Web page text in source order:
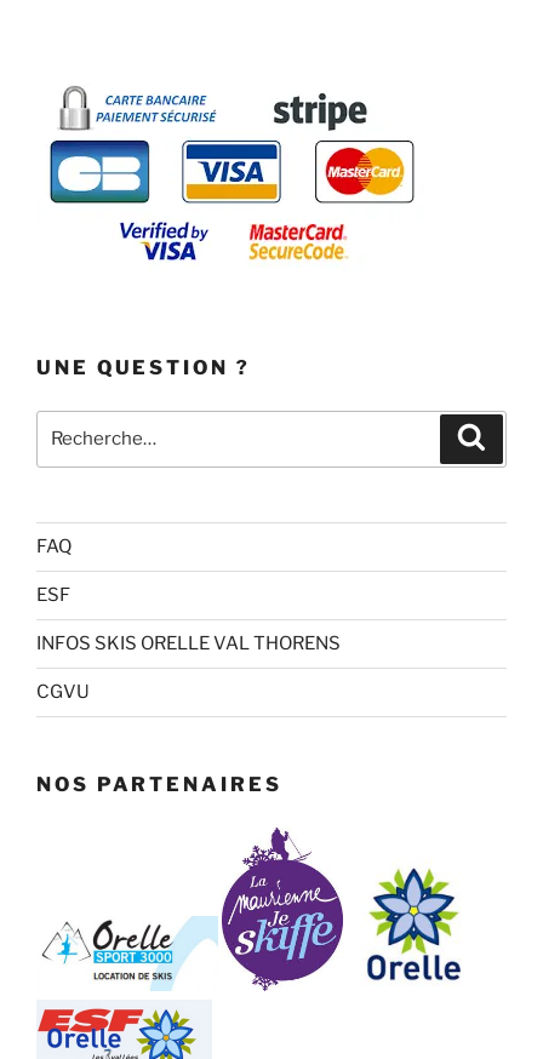
UNE QUESTION ?
pour
FAQ
ESF
INFOS SKIS ORELLE VAL THORENS
CGVU
NOS PARTENAIRES